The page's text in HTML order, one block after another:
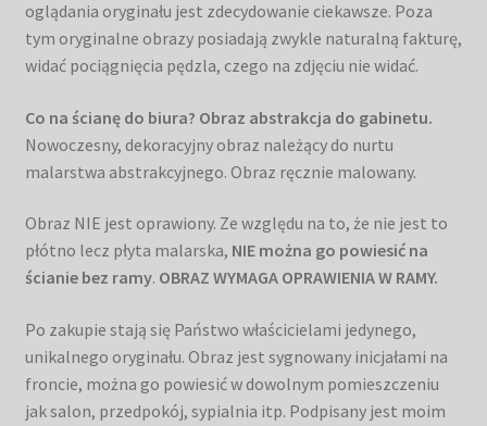
oglądania oryginału jest zdecydowanie ciekawsze. Poza
tym oryginalne obrazy posiadają zwykle naturalną fakturę,
widać pociągnięcia pędzla, czego na zdjęciu nie widać.
Co na ścianę do biura? Obraz abstrakcja do gabinetu.
Nowoczesny, dekoracyjny obraz należący do nurtu
malarstwa abstrakcyjnego. Obraz ręcznie malowany.
Obraz NIE jest oprawiony. Ze względu na to, że nie jest to
płótno lecz płyta malarska, NIE można go powiesić na
ścianie bez ramy. OBRAZ WYMAGA OPRAWIENIA W RAMY.
Po zakupie stają się Państwo właścicielami jedynego,
unikalnego oryginału. Obraz jest sygnowany inicjałami na
froncie, można go powiesić w dowolnym pomieszczeniu
jak salon, przedpokój, sypialnia itp. Podpisany jest moim